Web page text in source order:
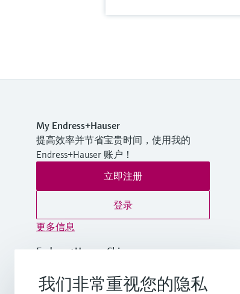
My Endress+Hauser
提高效率并节省宝贵时间，使用我的
Endress+Hauser 账户！
立即注册
登录
更多信息
Endress+Hauser China
我们非常重视您的隐私